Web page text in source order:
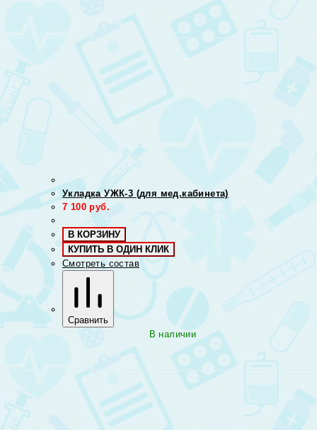
Укладка УЖК-3 (для мед.кабинета)
7 100 руб.
В КОРЗИНУ
КУПИТЬ В ОДИН КЛИК
Смотреть состав
Сравнить
В наличии